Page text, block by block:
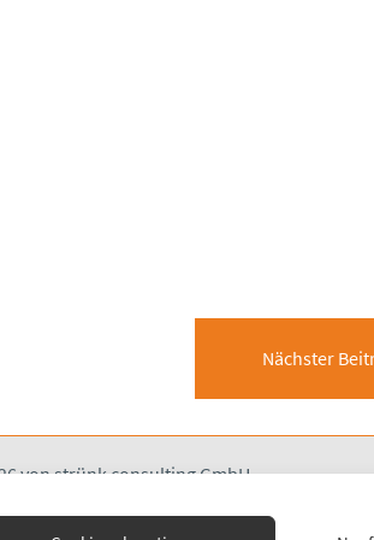
Nächster
von strünk consulting GmbH
Impressum Cookie-Richtlinie (EU)